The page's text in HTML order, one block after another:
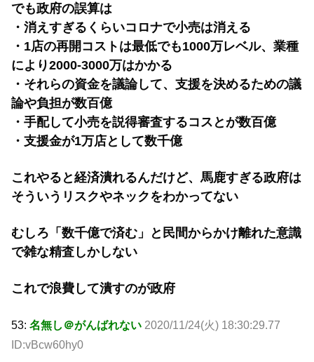
でも政府の誤算は
・消えすぎるくらいコロナで小売は消える
・1店の再開コストは最低でも1000万レベル、業種
により2000-3000万はかかる
・それらの資金を議論して、支援を決めるための議
論や負担が数百億
・手配して小売を説得審査するコスとが数百億
・支援金が1万店として数千億
これやると経済潰れるんだけど、馬鹿すぎる政府は
そういうリスクやネックをわかってない
むしろ「数千億で済む」と民間からかけ離れた意識
で雑な精査しかしない
これで浪費して潰すのが政府
53: 名無し＠がんばれない 2020/11/24(火) 18:30:29.77
ID:vBcw60hy0